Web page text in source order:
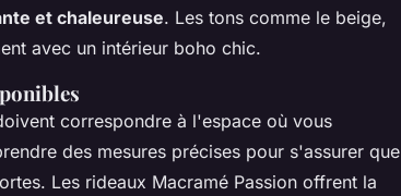
et chaleureuse. Les tons comme le beige,
avec un intérieur boho chic.
correspondre à l'espace où vous
des mesures précises pour s'assurer que
Les rideaux Macramé Passion offrent la